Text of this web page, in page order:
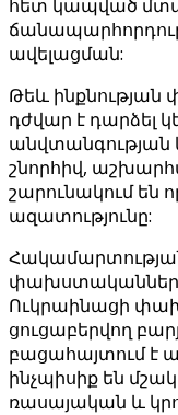
հետ կապված
ավելացման:
Թեև ինքնության
դժվար է դարձել
անվտանգության
շնորհիվ,
շարունակում են
ազատությունը:
Ուկրաինացի
ցուցաբերվող
բացահայտում է
ինչպիսիք են
ռասայական և